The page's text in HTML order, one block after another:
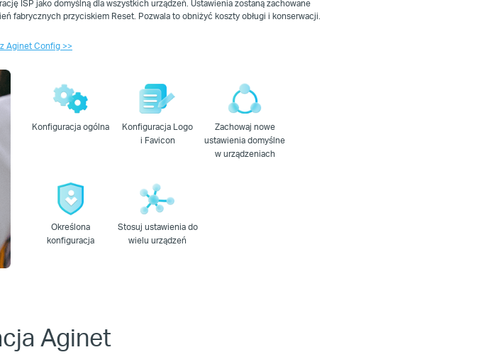
ISP jako domyślną dla wszystkich urządzeń. Ustawienia zostaną zachowane
fabrycznych przyciskiem Reset. Pozwala to obniżyć koszty obługi i konserwacji.
Aginet Config >>
Konfiguracja ogólna
Konfiguracja Logo
i Favicon
Zachowaj nowe
ustawienia domyślne
w urządzeniach
Określona
konfiguracja
Stosuj ustawienia do
wielu urządzeń
Aginet